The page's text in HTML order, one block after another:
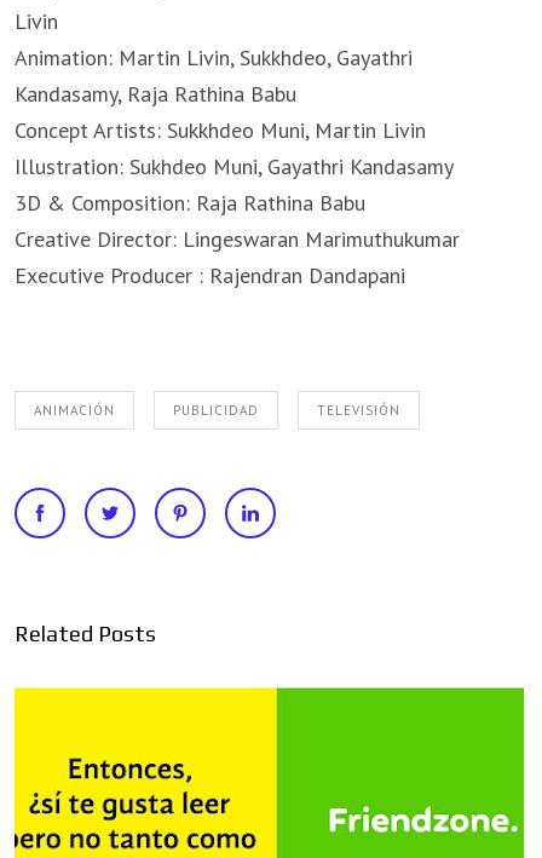
Livin
Animation: Martin Livin, Sukkhdeo, Gayathri
Kandasamy, Raja Rathina Babu
Concept Artists: Sukkhdeo Muni, Martin Livin
Illustration: Sukhdeo Muni, Gayathri Kandasamy
3D & Composition: Raja Rathina Babu
Creative Director: Lingeswaran Marimuthukumar
Executive Producer : Rajendran Dandapani
ANIMACIÓN PUBLICIDAD TELEVISIÓN
Related Posts